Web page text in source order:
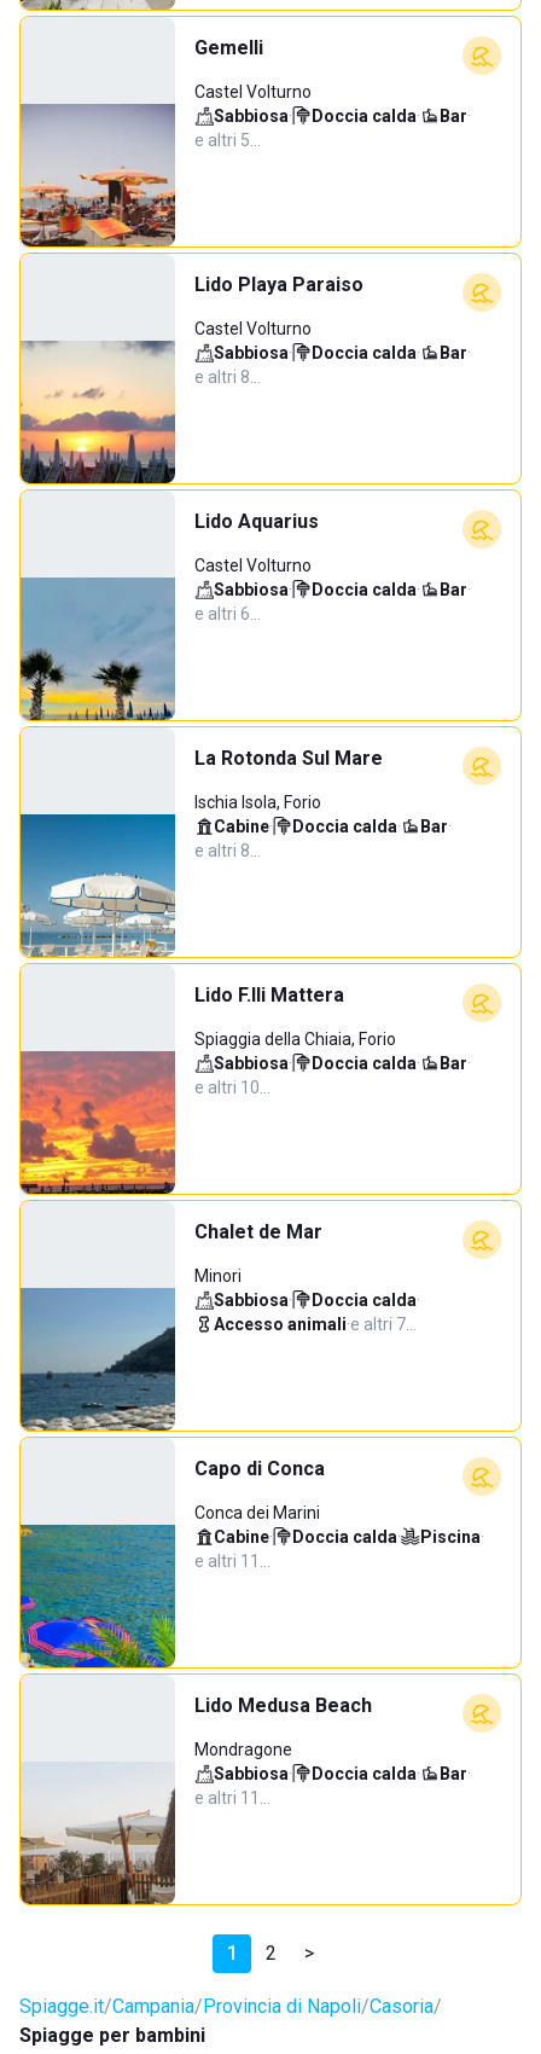
Gemelli
Castel Volturno
Sabbiosa· Doccia calda· Bar·
e altri 5…
Lido Playa Paraiso
Castel Volturno
Sabbiosa· Doccia calda· Bar·
e altri 8…
Lido Aquarius
Castel Volturno
Sabbiosa· Doccia calda· Bar·
e altri 6…
La Rotonda Sul Mare
Ischia Isola, Forio
Cabine· Doccia calda· Bar·
e altri 8…
Lido F.lli Mattera
Spiaggia della Chiaia, Forio
Sabbiosa· Doccia calda· Bar·
e altri 10…
Chalet de Mar
Minori
Sabbiosa· Doccia calda·
Accesso animali·e altri 7…
Capo di Conca
Conca dei Marini
Cabine· Doccia calda· Piscina·
e altri 11…
Lido Medusa Beach
Mondragone
Sabbiosa· Doccia calda· Bar·
e altri 11…
1 2 >
Spiagge.it Campania Provincia di Napoli Casoria
Spiagge per bambini